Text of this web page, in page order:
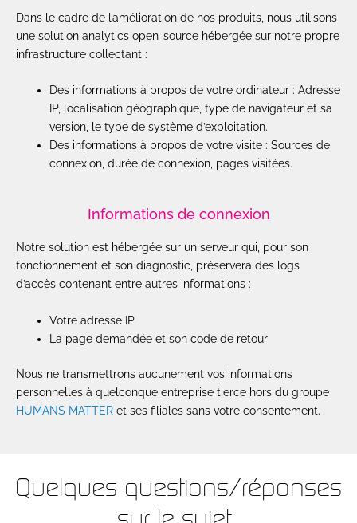
Dans le cadre de l’amélioration de nos produits, nous utilisons
une solution analytics open-source hébergée sur notre propre
infrastructure collectant :
Des informations à propos de votre ordinateur : Adresse
IP, localisation géographique, type de navigateur et sa
version, le type de système d’exploitation.
Des informations à propos de votre visite : Sources de
connexion, durée de connexion, pages visitées.
Informations de connexion
Notre solution est hébergée sur un serveur qui, pour son
fonctionnement et son diagnostic, préservera des logs
d’accès contenant entre autres informations :
Votre adresse IP
La page demandée et son code de retour
Nous ne transmettrons aucunement vos informations
personnelles à quelconque entreprise tierce hors du groupe
HUMANS MATTER et ses filiales sans votre consentement.
Quelques questions/réponses